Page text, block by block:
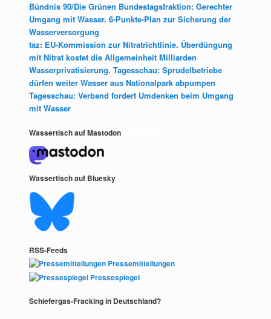
Bündnis 90/Die Grünen Bundestagsfraktion: Gerechter
Umgang mit Wasser. 6-Punkte-Plan zur Sicherung der
Wasserversorgung
taz: EU-Kommission zur Nitratrichtlinie. Überdüngung
mit Nitrat kostet die Allgemeinheit Milliarden
Wasserprivatisierung. Tagesschau: Sprudelbetriebe
dürfen weiter Wasser aus Nationalpark abpumpen
Tagesschau: Verband fordert Umdenken beim Umgang
mit Wasser
Wassertisch auf Mastodon
Wassertisch auf Bluesky
RSS-Feeds
Pressemitteilungen
Pressespiegel
Schiefergas-Fracking in Deutschland?